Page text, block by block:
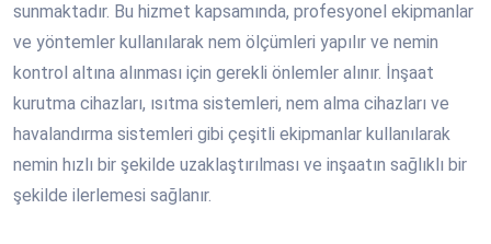
sunmaktadır. Bu hizmet kapsamında, profesyonel ekipmanlar
ve yöntemler kullanılarak nem ölçümleri yapılır ve nemin
kontrol altına alınması için gerekli önlemler alınır. İnşaat
kurutma cihazları, ısıtma sistemleri, nem alma cihazları ve
havalandırma sistemleri gibi çeşitli ekipmanlar kullanılarak
nemin hızlı bir şekilde uzaklaştırılması ve inşaatın sağlıklı bir
şekilde ilerlemesi sağlanır.